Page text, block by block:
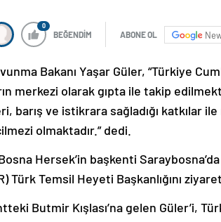
0
BEĞENDİM ABONE OL
Bakanı Yaşar Güler, “Türkiye
merkezi olarak gıpta ile takip
barış ve istikrara sağladığı katkılar
olmaktadır.” dedi.
Hersek’in başkenti
Türk Temsil Heyeti Başkanlığını
Butmir Kışlası’na gelen Güler’i,